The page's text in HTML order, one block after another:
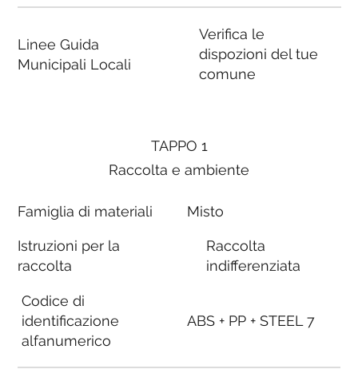
Linee Guida
Municipali Locali
Verifica le
dispozioni del tue
comune
TAPPO 1
Raccolta e ambiente
Famiglia di materiali
Istruzioni per la
raccolta
Codice di
identificazione
alfanumerico
Misto
Raccolta
indifferenziata
ABS + PP + STEEL 7